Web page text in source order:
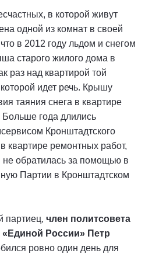
в которой живут
одной из комнат в своей
в 2012 году льдом и снегом
старого жилого дома в
раз над квартирой той
идет речь. Крышу
таяния снега в квартире
Больше года длились
Кронштадтского
квартире ремонтных работ,
не обратилась за помощью в
Партии в Кронштадтском
партиец, член политсовета
«Единой России» Петр
ровно один день для